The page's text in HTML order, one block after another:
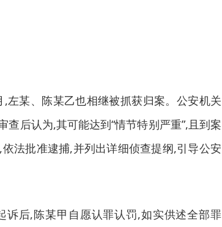
某、陈某乙也相继被抓获归案。公安机关
后认为,其可能达到“情节特别严重”,且到案
法批准逮捕,并列出详细侦查提纲,引导公安
后,陈某甲自愿认罪认罚,如实供述全部罪